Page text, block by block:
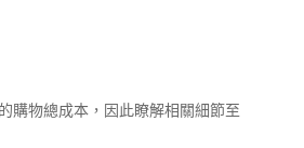
購物總成本，因此瞭解相關細節至